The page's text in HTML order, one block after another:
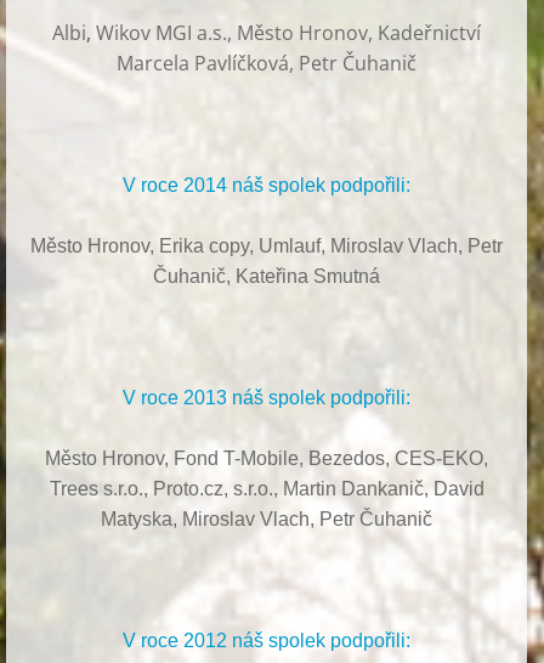
Albi,Wikov MGI a.s., Město Hronov, Kadeřnictví
Marcela Pavlíčková, Petr Čuhanič
V roce 2014 náš spolek podpořili:
Město Hronov, Erika copy, Umlauf, Miroslav Vlach, Petr
Čuhanič, Kateřina Smutná
V roce 2013 náš spolek podpořili:
Město Hronov, Fond T-Mobile, Bezedos, CES-EKO,
Trees s.r.o., Proto.cz, s.r.o., Martin Dankanič, David
Matyska, Miroslav Vlach, Petr Čuhanič
V roce 2012 náš spolek podpořili: